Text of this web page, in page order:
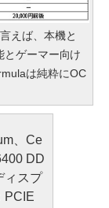
えば、本機と
ゲーマー向け
は純粋にOC
、Ce
DD
ィスプ
PCIE